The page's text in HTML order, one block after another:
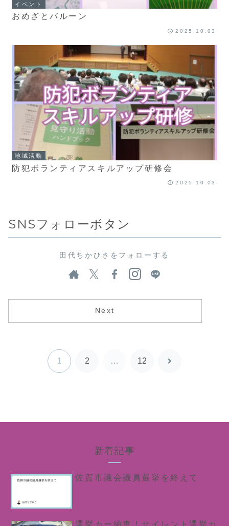
イベント
おめざとバルーン
2025.10.03
地域活動
防犯ボランティアスキルアップ研修会
2025.10.03
SNSフォローボタン
田代ちかひさをフォローする
Next
1 2 … 12
次
新着記事
佐賀市議会議員選挙を終えて
選挙カー納車！サイレント選挙カ